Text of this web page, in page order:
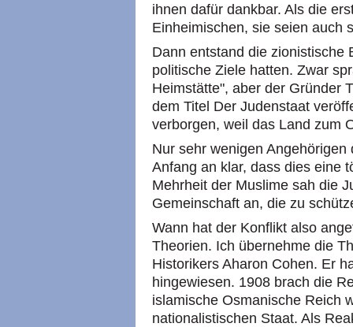
ihnen dafür dankbar. Als die
Einheimischen, sie seien auch
Dann entstand die zionistische
politische Ziele hatten. Zwar
Heimstätte", aber der Gründer
dem Titel Der Judenstaat
verborgen, weil das Land zum
Nur sehr wenigen
Anfang an klar, dass dies eine
Mehrheit der Muslime sah die
Gemeinschaft an, die zu
Wann hat der Konflikt also
Theorien. Ich übernehme die
Historikers Aharon Cohen. Er
hingewiesen. 1908 brach die
islamische Osmanische Reich
nationalistischen Staat. Als